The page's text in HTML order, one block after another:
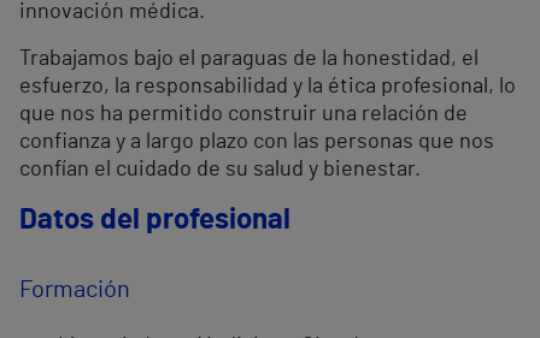
innovación médica.
Trabajamos bajo el paraguas de la honestidad, el
esfuerzo, la responsabilidad y la ética profesional, lo
que nos ha permitido construir una relación de
confianza y a largo plazo con las personas que nos
confían el cuidado de su salud y bienestar.
Datos del profesional
Formación